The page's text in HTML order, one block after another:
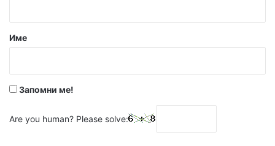
р
Име
Запомни ме!
Are you human? Please solve: